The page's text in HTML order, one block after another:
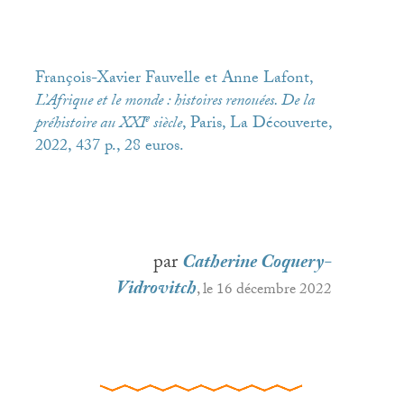
François-Xavier Fauvelle et Anne Lafont,
L’Afrique et le monde : histoires renouées. De la
préhistoire auXXIesiècle, Paris, La Découverte,
2022, 437 p., 28 euros.
parCatherine Coquery-
Vidrovitch, le 16 décembre 2022